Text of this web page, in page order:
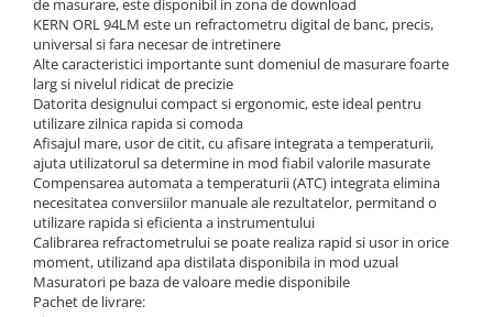
Lichid calibrare
Masa microscop
Obiective microscoape
Oculare microscop
Standuri Stereomicroscoape
Unitate contrast de faza
Unitate fluorescenta
Unitate polarizare
Standard calibrare
Scala aditionala refractometru
KERN ORL 94LM este un refractometru digital de banc, precis,
universal si fara necesar de intretinere
Alte caracteristici importante sunt domeniul de masurare foarte
larg si nivelul ridicat de precizie
Datorita designului compact si ergonomic, este ideal pentru
utilizare zilnica rapida si comoda
Afisajul mare, usor de citit, cu afisare integrata a temperaturii,
ajuta utilizatorul sa determine in mod fiabil valorile masurate
Compensarea automata a temperaturii (ATC) integrata elimina
necesitatea conversiilor manuale ale rezultatelor, permitand o
utilizare rapida si eficienta a instrumentului
Calibrarea refractometrului se poate realiza rapid si usor in orice
moment, utilizand apa distilata disponibila in mod uzual
Masuratori pe baza de valoare medie disponibile
Pachet de livrare: